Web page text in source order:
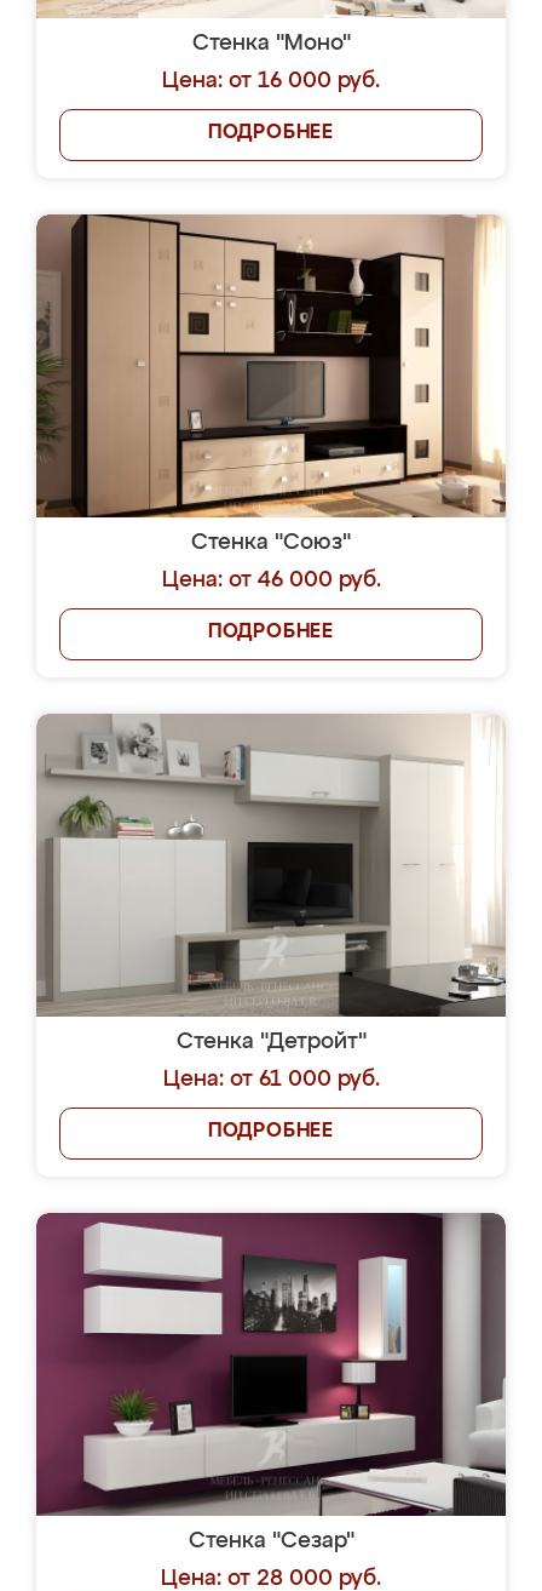
Стенка "Моно"
Цена: от 16 000 руб.
ПОДРОБНЕЕ
Стенка "Союз"
Цена: от 46 000 руб.
ПОДРОБНЕЕ
Стенка "Детройт"
Цена: от 61 000 руб.
ПОДРОБНЕЕ
Стенка "Сезар"
Цена: от 28 000 руб.